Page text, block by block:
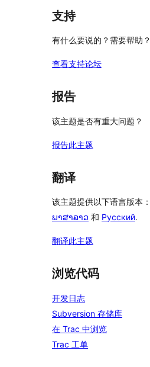
支持
有什么要说的？需要帮助？
查看支持论坛
报告
该主题是否有重大问题？
报告此主题
翻译
该主题提供以下语言版本：
ພາສາລາວ 和 Русский.
翻译此主题
浏览代码
开发日志
Subversion 存储库
在 Trac 中浏览
Trac 工单